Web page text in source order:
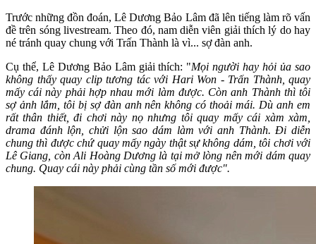
Trước những đồn đoán, Lê Dương Bảo Lâm đã lên tiếng làm rõ vấn
đề trên sóng livestream. Theo đó, nam diễn viên giải thích lý do hay
né tránh quay chung với Trấn Thành là vì... sợ đàn anh.
Cụ thể, Lê Dương Bảo Lâm giải thích: "Mọi người hay hỏi ủa sao
không thấy quay clip tương tác với Hari Won - Trấn Thành, quay
mấy cái này phải hợp nhau mới làm được. Còn anh Thành thì tôi
sợ ảnh lắm, tôi bị sợ đàn anh nên không có thoải mái. Dù anh em
rất thân thiết, đi chơi này nọ nhưng tôi quay mấy cái xàm xàm,
drama đánh lộn, chửi lộn sao dám làm với anh Thành. Đi diễn
chung thì được chứ quay mấy ngày thật sự không dám, tôi chơi với
Lê Giang, còn Ali Hoàng Dương là tại mở lòng nên mới dám quay
chung. Quay cái này phải cùng tần số mới được".